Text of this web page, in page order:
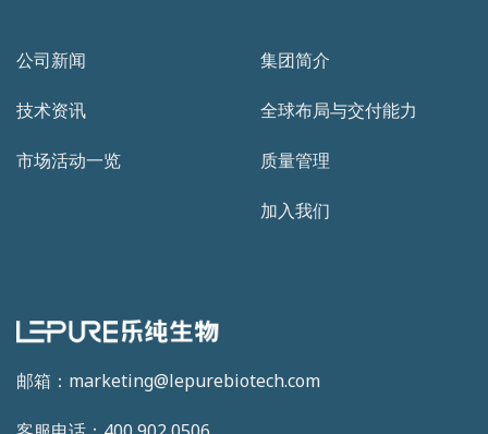
邮箱：marketing@lepurebiotech.com
公司新闻
技术资讯
市场活动一览
集团简介
全球布局与交付能力
质量管理
加入我们